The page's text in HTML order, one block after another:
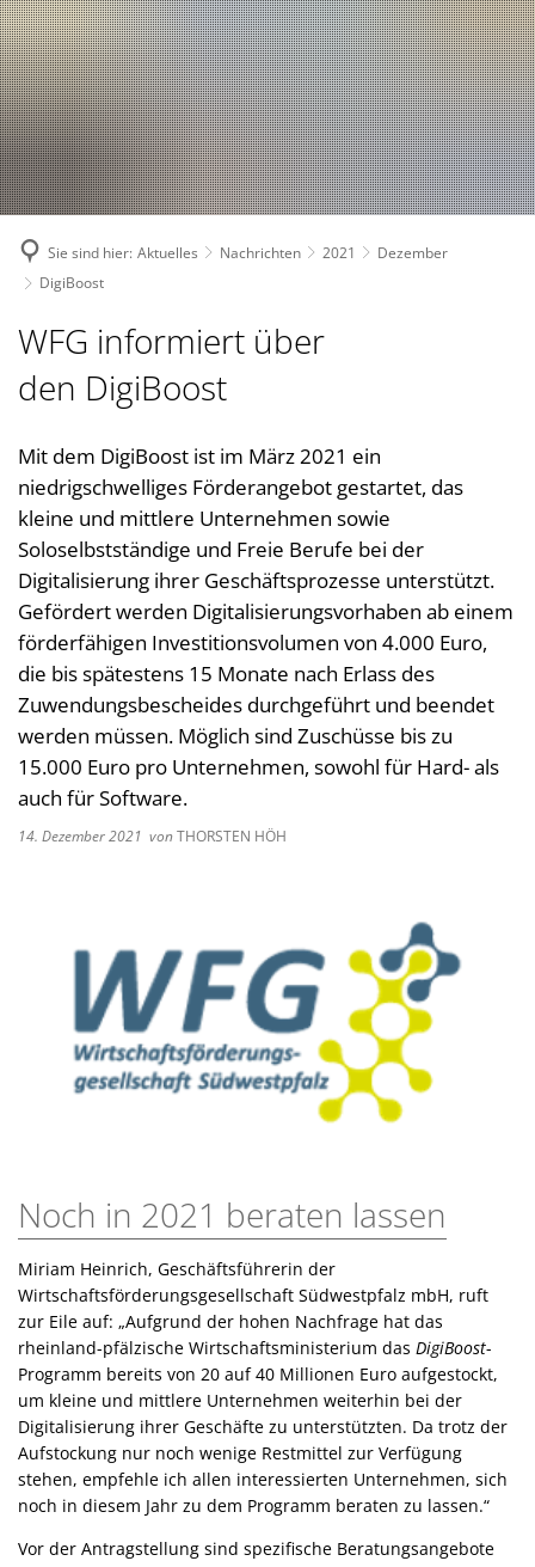
Bekanntmachungen, (Stellen-)Ausschreibungen
Nachrichten
Bürgerservice
Verwaltungsleistungen nach Lebenslagen
Verwaltungsleistungen von A-Z
Online Dienste
Standorte
Downloads
Behindertenbeauftragte
Gleichstellung im Landkreis
Kultur im Landkreis
Öffnungszeiten
Landkreis
Politik
Landrätin
1. Kreisbeigeordnete
2. Kreisbeigeordneter
3. Kreisbeigeordneter
Über den Landkreis
Geschichte des Landkreises
Kreiswappen
Kreiskarte
Suche
Sie sind hier: Aktuelles Nachrichten 2021
Dezember
DigiBoost
WFG informiert über
den DigiBoost
Mit dem DigiBoost ist im März 2021 ein
niedrigschwelliges Förderangebot gestartet, das
kleine und mittlere Unternehmen sowie
Soloselbstständige und Freie Berufe bei der
Digitalisierung ihrer Geschäftsprozesse unterstützt.
Gefördert werden Digitalisierungsvorhaben ab einem
förderfähigen Investitionsvolumen von 4.000 Euro,
die bis spätestens 15 Monate nach Erlass des
Zuwendungsbescheides durchgeführt und beendet
werden müssen. Möglich sind Zuschüsse bis zu
15.000 Euro pro Unternehmen, sowohl für Hard- als
auch für Software.
14. Dezember 2021 vonTHORSTEN HÖH
Noch in 2021 beraten lassen
Miriam Heinrich, Geschäftsführerin der
Wirtschaftsförderungsgesellschaft Südwestpfalz mbH, ruft
zur Eile auf: „Aufgrund der hohen Nachfrage hat das
rheinland-pfälzische Wirtschaftsministerium das DigiBoost-
Programm bereits von 20 auf 40 Millionen Euro aufgestockt,
um kleine und mittlere Unternehmen weiterhin bei der
Digitalisierung ihrer Geschäfte zu unterstützten. Da trotz der
Aufstockung nur noch wenige Restmittel zur Verfügung
stehen, empfehle ich allen interessierten Unternehmen, sich
noch in diesem Jahr zu dem Programm beraten zu lassen.“
Vor der Antragstellung sind spezifische Beratungsangebote